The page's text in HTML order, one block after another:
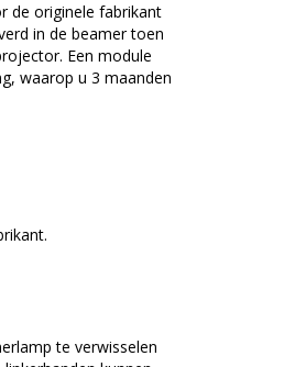
de originele fabrikant
in de beamer toen
Een module
waarop u 3 maanden
te verwisselen